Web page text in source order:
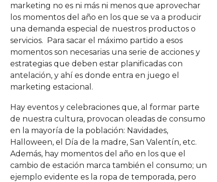
marketing no es ni más ni menos que aprovechar
los momentos del año en los que se va a producir
una demanda especial de nuestros productos o
servicios. Para sacar el máximo partido a esos
momentos son necesarias una serie de acciones y
estrategias que deben estar planificadas con
antelación, y ahí es donde entra en juego el
marketing estacional.
Hay eventos y celebraciones que, al formar parte
de nuestra cultura, provocan oleadas de consumo
en la mayoría de la población: Navidades,
Halloween, el Día de la madre, San Valentín, etc.
Además, hay momentos del año en los que el
cambio de estación marca también el consumo; un
ejemplo evidente es la ropa de temporada, pero